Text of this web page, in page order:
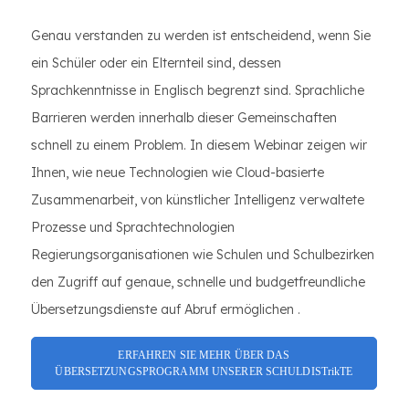
Genau verstanden zu werden ist entscheidend, wenn Sie
ein Schüler oder ein Elternteil sind, dessen
Sprachkenntnisse in Englisch begrenzt sind. Sprachliche
Barrieren werden innerhalb dieser Gemeinschaften
schnell zu einem Problem. In diesem Webinar zeigen wir
Ihnen, wie neue Technologien wie Cloud-basierte
Zusammenarbeit, von künstlicher Intelligenz verwaltete
Prozesse und Sprachtechnologien
Regierungsorganisationen wie Schulen und Schulbezirken
den Zugriff auf genaue, schnelle und budgetfreundliche
Übersetzungsdienste auf Abruf ermöglichen .
ERFAHREN SIE MEHR ÜBER DAS
ÜBERSETZUNGSPROGRAMM UNSERER SCHULDISTrikTE